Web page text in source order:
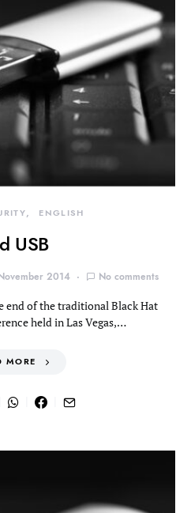
ENGLISH
USB
2014 No comments
end of the traditional Black Hat
held in Las Vegas,…
MORE